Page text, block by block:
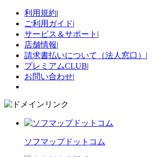
利用規約|
ご利用ガイド|
サービス＆サポート |
店舗情報|
請求書払いについて（法人窓口） |
プレミアムCLUB|
お問い合わせ|
ソフマップドットコム